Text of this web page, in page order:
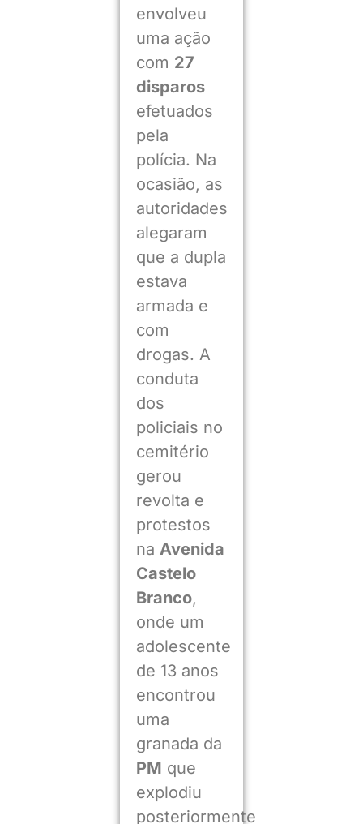
envolveu
uma ação
com 27
disparos
efetuados
pela
polícia. Na
ocasião, as
autoridades
alegaram
que a dupla
estava
armada e
com
drogas. A
conduta
dos
policiais no
cemitério
gerou
revolta e
protestos
na Avenida
Castelo
Branco,
onde um
adolescente
de 13 anos
encontrou
uma
granada da
PM que
explodiu
posteriormente